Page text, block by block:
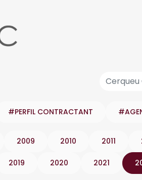
#PERFIL CONTRACTANT
2009 2010 2011
2019 2020 2021